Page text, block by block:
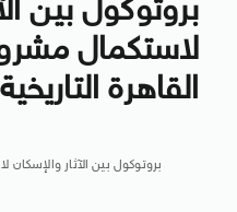
بروتوكول بين
لاستكمال
القاهرة التاريخية